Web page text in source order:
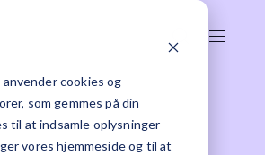
cookies og
som gemmes på din
til at indsamle oplysninger
vores hjemmeside og til at